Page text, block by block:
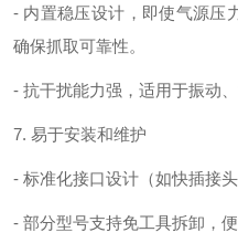
- 内置稳压设计，即使气源压
确保抓取可靠性。
- 抗干扰能力强，适用于振动
7. 易于安装和维护
- 标准化接口设计（如快插接
- 部分型号支持免工具拆卸，